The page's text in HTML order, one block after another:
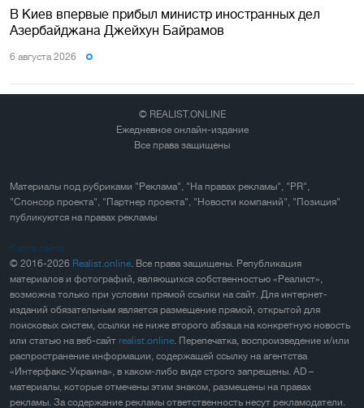
В Киев впервые прибыл министр иностранных дел
Азербайджана Джейхун Байрамов
6 августа 2026
© REALIST.ONLINE
Ежедневное онлайн-издание
Все права защищены
Материалы под рубриками "Реклама", "На правах рекламы", "PR",
"Спонсор проекта", "Партнер проекта", "Новости компаний", "Позиция"
публикуются на правах рекламы
Карта сайта
© 2016-2026 Realist.online. Все права защищены. Републикация
материалов и фотографий, являющихся собственностью «Реалист»,
возможна только при условии прямой ссылки на сайт. Для интернет-
изданий обязательным является размещение прямой, открытой для
поисковых систем, ссылки не ниже второго абзаца на конкретную новость
или статью на веб-сайт realist.online. Перепечатка, воспроизведение и/или
распространение информации, содержащей ссылку на агентства
«Интерфакс-Украина», в каком-либо виде строго запрещены. AD –
материалы, которые отмечены этим знаком, размещены на правах
рекламы. За содержание рекламы ответственность несут рекламодатели.